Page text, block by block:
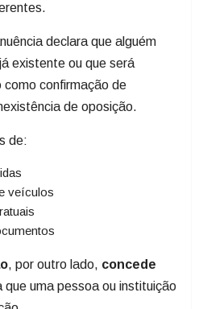
declara que alguém
existente ou que será
confirmação de
de oposição.
de:
veículos
, por outro lado, concede
que uma pessoa ou instituição